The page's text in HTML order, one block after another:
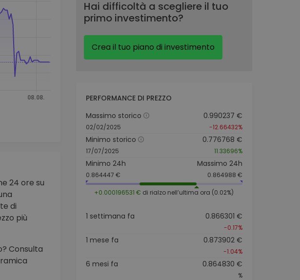
24 ore su
di
più
Consulta
Hai difficoltà a scegliere il tuo
primo investimento?
Crea il tuo piano di investimento
PERFORMANCE DI PREZZO
Massimo storico
02/02/2025
0.990237 €
-12.66432%
Minimo storico
17/07/2025
0.776768 €
11.33696%
Minimo 24h
0.864447 €
Massimo 24h
0.864988 €
+0.000196531 € di rialzo nell’ultima ora (0.02%)
1 settimana fa 0.866301 €
-0.17%
1 mese fa 0.873902 €
-1.04%
6 mesi fa 0.864830 €
%